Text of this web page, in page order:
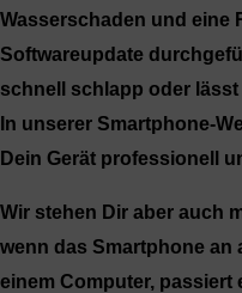
Wasserschaden und eine
Softwareupdate
schnell schlapp oder
In unserer Smartphone-
Dein Gerät professionell
Wir stehen Dir aber auch
wenn das Smartphone an
einem Computer, passiert